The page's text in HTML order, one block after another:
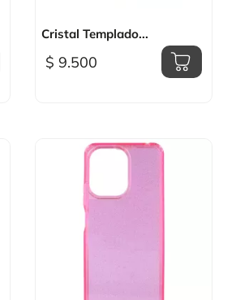
Vista rápida
Cristal Templado...
$ 9.500